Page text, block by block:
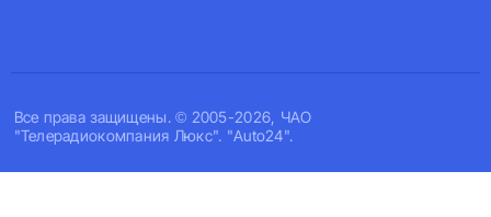
Все права защищены. © 2005-2026, ЧАО
"Телерадиокомпания Люкс". "Auto24".